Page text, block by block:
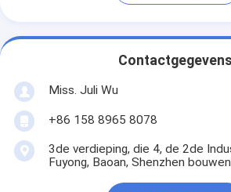
Contactgegevens
Miss. Juli Wu
+86 158 8965 8078
3de verdieping, die 4, de 2de
Fuyong, Baoan, Shenzhen bouwen